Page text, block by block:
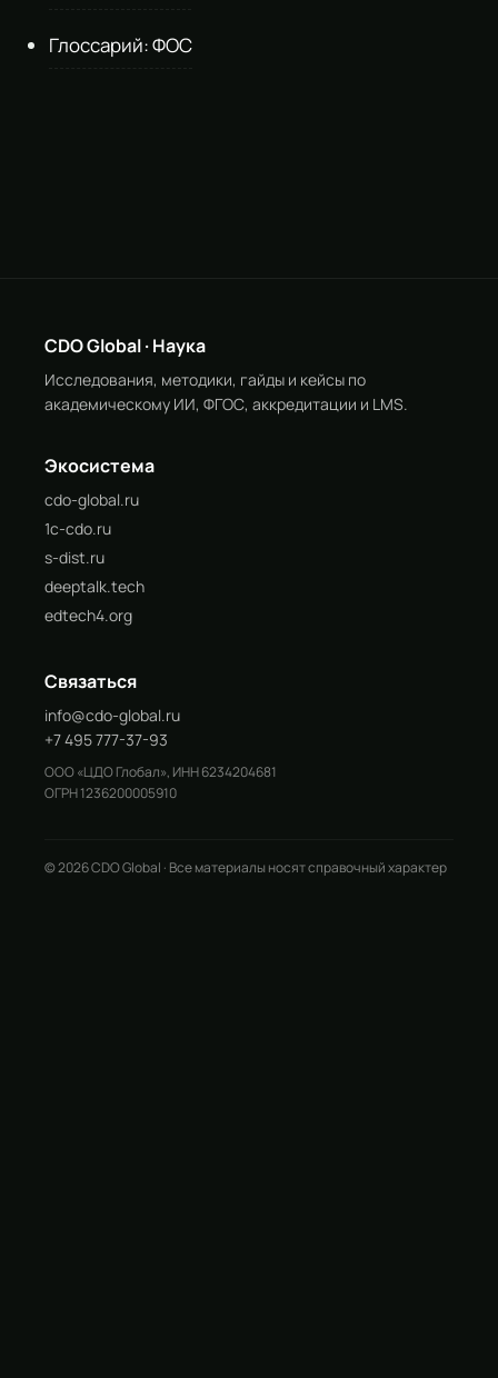
Глоссарий: ФОС
CDO Global · Наука
Исследования, методики, гайды и кейсы по
академическому ИИ, ФГОС, аккредитации и LMS.
Экосистема
cdo-global.ru
1c-cdo.ru
s-dist.ru
deeptalk.tech
edtech4.org
Связаться
info@cdo-global.ru
+7 495 777-37-93
ООО «ЦДО Глобал», ИНН 6234204681
ОГРН 1236200005910
© 2026 CDO Global · Все материалы носят справочный характер